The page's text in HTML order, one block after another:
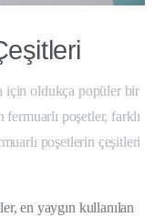
için oldukça popüler bir
poşetler, farklı
poşetlerin çeşitleri
en yaygın kullanılan